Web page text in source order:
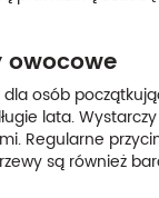
owocowe
osób
lata.
Regularne
są również